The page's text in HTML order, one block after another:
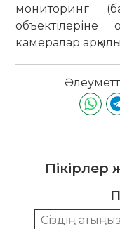
мониторинг
камералар арқылы
Пікірлер